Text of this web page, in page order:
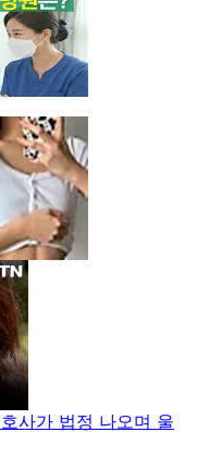
사가 법정 나오며 울